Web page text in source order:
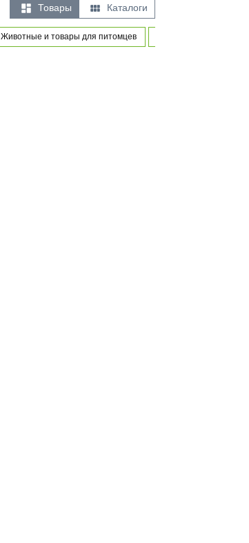
 Товары  Каталоги
Животные и товары для питомцев